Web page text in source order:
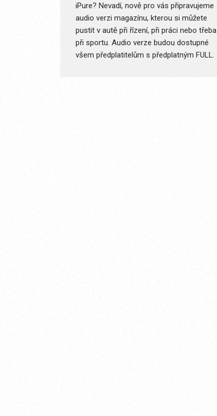
iPure? Nevadí, nově pro vás připravujeme
audio verzi magazínu, kterou si můžete
pustit v autě při řízení, při práci nebo třeba
při sportu. Audio verze budou dostupné
všem předplatitelům s předplatným FULL.